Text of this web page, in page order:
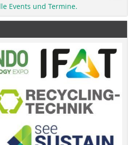
Events und Termine.